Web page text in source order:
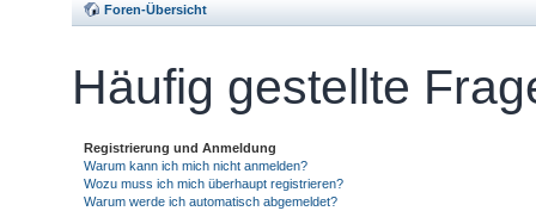
Foren-Übersicht
Häufig gestellte
Registrierung und Anmeldung
Warum kann ich mich nicht anmelden?
Wozu muss ich mich überhaupt registrieren?
Warum werde ich automatisch abgemeldet?